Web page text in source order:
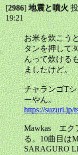
[2986]地震と噴火
19:21
お米を炊こう
タンを押して
んって炊ける
ましたけど。
チャランゴT
ーやん。
https://suzuri.jp/
Mawkas エク
る。10曲目は
SARAGURO